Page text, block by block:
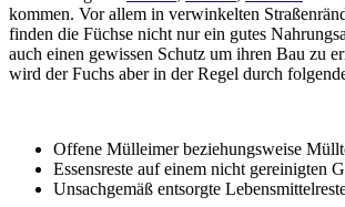
kommen. Vor allem in verwinkelten
finden die Füchse nicht nur ein gutes
auch einen gewissen Schutz um ihren Bau zu
wird der Fuchs aber in der Regel durch
Offene Mülleimer beziehungsweise
Essensreste auf einem nicht gereinigten
Unsachgemäß entsorgte